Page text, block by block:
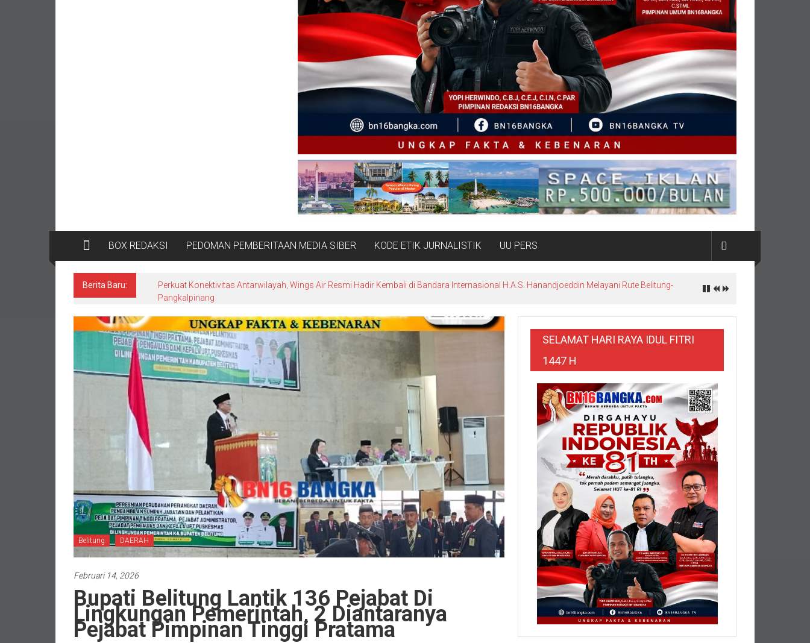
BOX REDAKSI PEDOMAN PEMBERITAAN MEDIA SIBER KODE ETIK JURNALISTIK UU PERS
Berita Baru:
Perkuat Konektivitas Antarwilayah, Wings Air Resmi Hadir Kembali di Bandara Internasional H.A.S. Hanandjoeddin Melayani Rute Belitung-
Pangkalpinang
Belitung DAERAH
Februari 14, 2026
Bupati Belitung Lantik 136 Pejabat Di
Lingkungan Pemerintah, 2 Diantaranya
Pejabat Pimpinan Tinggi Pratama
SELAMAT HARI RAYA IDUL FITRI
1447 H